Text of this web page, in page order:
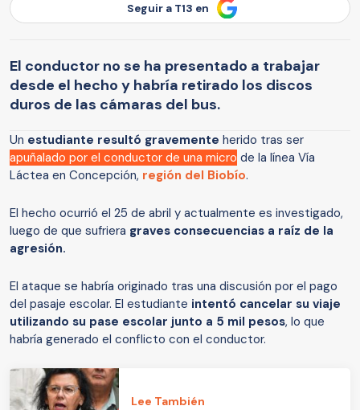
Seguir a T13 en
El conductor no se ha presentado a trabajar
desde el hecho y habría retirado los discos
duros de las cámaras del bus.
Un estudiante resultó gravemente herido tras ser
apuñalado por el conductor de una micro de la línea Vía
Láctea en Concepción, región del Biobío.
El hecho ocurrió el 25 de abril y actualmente es investigado,
luego de que sufriera graves consecuencias a raíz de la
agresión.
El ataque se habría originado tras una discusión por el pago
del pasaje escolar. El estudiante intentó cancelar su viaje
utilizando su pase escolar junto a 5 mil pesos, lo que
habría generado el conflicto con el conductor.
Lee También